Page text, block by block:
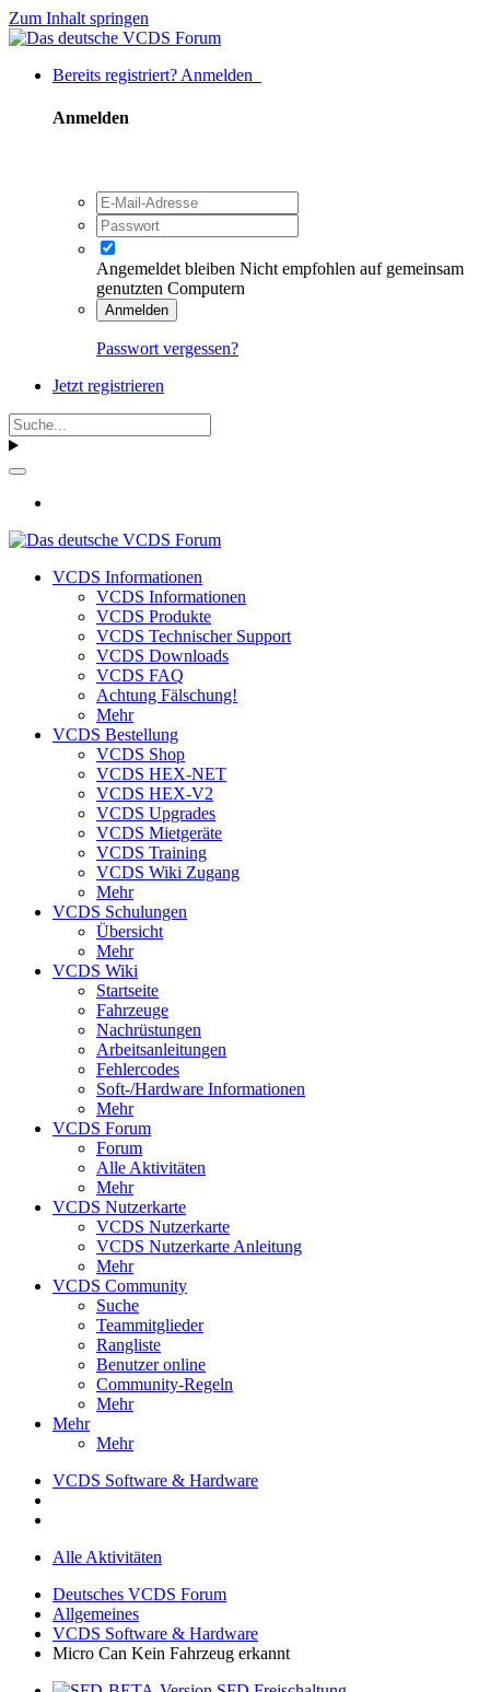
Zum Inhalt springen
Bereits registriert? Anmelden
Anmelden
Angemeldet bleiben Nicht empfohlen auf gemeinsam
genutzten Computern
Anmelden
Passwort vergessen?
Jetzt registrieren
VCDS Informationen
VCDS Informationen
VCDS Produkte
VCDS Technischer Support
VCDS Downloads
VCDS FAQ
Achtung Fälschung!
Mehr
VCDS Bestellung
VCDS Shop
VCDS HEX-NET
VCDS HEX-V2
VCDS Upgrades
VCDS Mietgeräte
VCDS Training
VCDS Wiki Zugang
Mehr
VCDS Schulungen
Übersicht
Mehr
VCDS Wiki
Startseite
Fahrzeuge
Nachrüstungen
Arbeitsanleitungen
Fehlercodes
Soft-/Hardware Informationen
Mehr
VCDS Forum
Forum
Alle Aktivitäten
Mehr
VCDS Nutzerkarte
VCDS Nutzerkarte
VCDS Nutzerkarte Anleitung
Mehr
VCDS Community
Suche
Teammitglieder
Rangliste
Benutzer online
Community-Regeln
Mehr
Mehr
Mehr
VCDS Software & Hardware
Alle Aktivitäten
Deutsches VCDS Forum
Allgemeines
VCDS Software & Hardware
Micro Can Kein Fahrzeug erkannt